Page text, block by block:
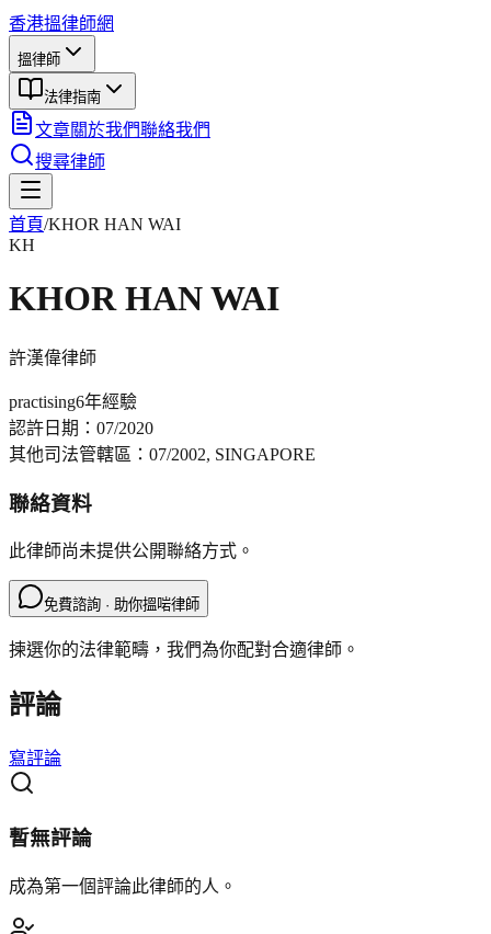
香港搵律師網
搵律師
法律指南
文章關於我們聯絡我們
搜尋律師
首頁/KHOR HAN WAI
KH
KHOR HAN WAI
許漢偉律師
practising6年經驗
認許日期： 07/2020
其他司法管轄區： 07/2002, SINGAPORE
聯絡資料
此律師尚未提供公開聯絡方式。
免費諮詢 · 助你搵啱律師
揀選你的法律範疇，我們為你配對合適律師。
評論
寫評論
暫無評論
成為第一個評論此律師的人。